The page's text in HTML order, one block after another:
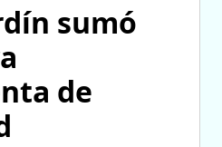
sumó
de